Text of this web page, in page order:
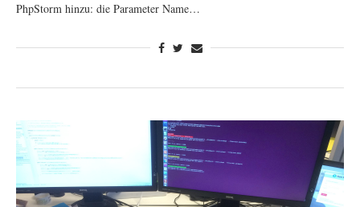
PhpStorm hinzu: die Parameter Name…